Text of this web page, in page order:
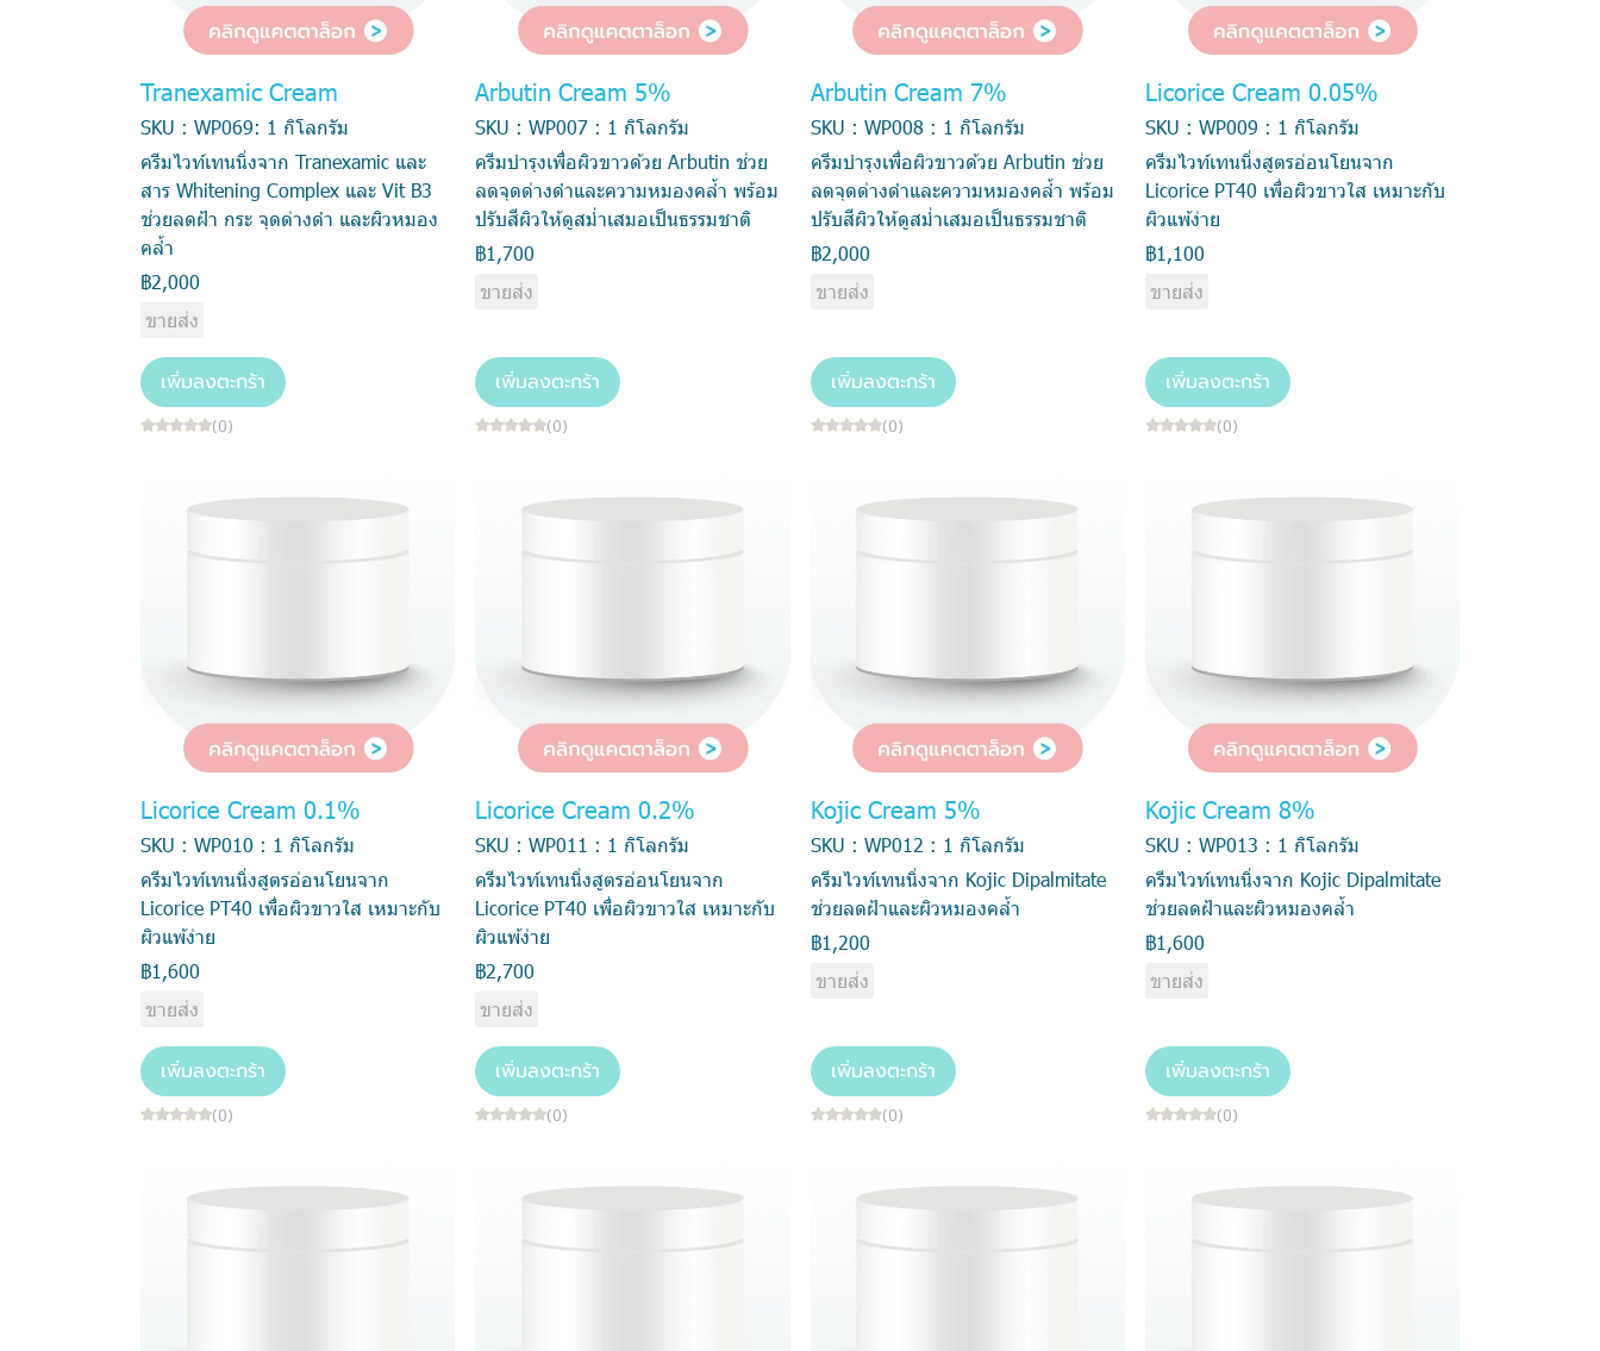
Tranexamic Cream
SKU : WP069: 1 กิโลกรัม
ครีมไวท์เทนนิ่งจาก Tranexamic และ
สาร Whitening Complex และ Vit B3
ช่วยลดฝ้า กระ จุดด่างดำ และผิวหมอง
คล้ำ
฿2,000
ขายส่ง
เพิ่มลงตะกร้า
(0)
Arbutin Cream 5%
SKU : WP007 : 1 กิโลกรัม
ครีมบำรุงเพื่อผิวขาวด้วย Arbutin ช่วย
ลดจุดด่างดำและความหมองคล้ำ พร้อม
ปรับสีผิวให้ดูสม่ำเสมอเป็นธรรมชาติ
฿1,700
ขายส่ง
เพิ่มลงตะกร้า
(0)
Arbutin Cream 7%
SKU : WP008 : 1 กิโลกรัม
ครีมบำรุงเพื่อผิวขาวด้วย Arbutin ช่วย
ลดจุดด่างดำและความหมองคล้ำ พร้อม
ปรับสีผิวให้ดูสม่ำเสมอเป็นธรรมชาติ
฿2,000
ขายส่ง
เพิ่มลงตะกร้า
(0)
Licorice Cream 0.05%
SKU : WP009 : 1 กิโลกรัม
ครีมไวท์เทนนิ่งสูตรอ่อนโยนจาก
Licorice PT40 เพื่อผิวขาวใส เหมาะกับ
ผิวแพ้ง่าย
฿1,100
ขายส่ง
เพิ่มลงตะกร้า
(0)
Licorice Cream 0.1%
SKU : WP010 : 1 กิโลกรัม
ครีมไวท์เทนนิ่งสูตรอ่อนโยนจาก
Licorice PT40 เพื่อผิวขาวใส เหมาะกับ
ผิวแพ้ง่าย
฿1,600
ขายส่ง
เพิ่มลงตะกร้า
(0)
Licorice Cream 0.2%
SKU : WP011 : 1 กิโลกรัม
ครีมไวท์เทนนิ่งสูตรอ่อนโยนจาก
Licorice PT40 เพื่อผิวขาวใส เหมาะกับ
ผิวแพ้ง่าย
฿2,700
ขายส่ง
เพิ่มลงตะกร้า
(0)
Kojic Cream 5%
SKU : WP012 : 1 กิโลกรัม
ครีมไวท์เทนนิ่งจาก Kojic Dipalmitate
ช่วยลดฝ้าและผิวหมองคล้ำ
฿1,200
ขายส่ง
เพิ่มลงตะกร้า
(0)
Kojic Cream 8%
SKU : WP013 : 1 กิโลกรัม
ครีมไวท์เทนนิ่งจาก Kojic Dipalmitate
ช่วยลดฝ้าและผิวหมองคล้ำ
฿1,600
ขายส่ง
เพิ่มลงตะกร้า
(0)